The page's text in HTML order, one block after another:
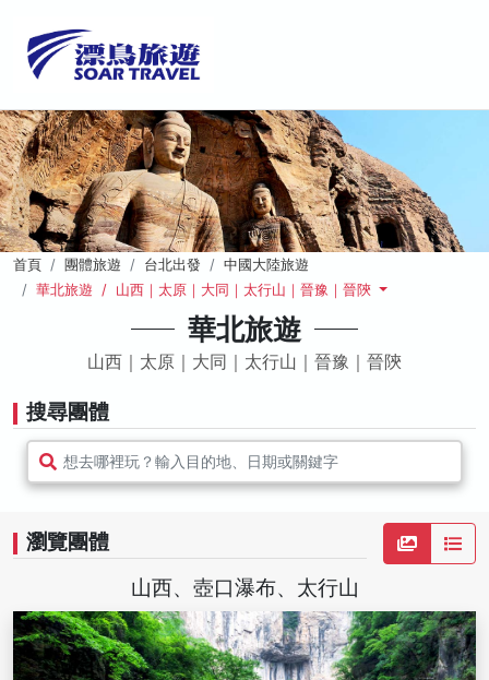
首頁 團體旅遊 台北出發
中國大陸旅遊
華北旅遊 / 山西｜太原｜大同｜太行山｜晉豫｜晉陝
華北旅遊
山西｜太原｜大同｜太行山｜晉豫｜晉陝
搜尋團體
想去哪裡玩？輸入目的地、日期或關鍵字
瀏覽團體
山西、壺口瀑布、太行山